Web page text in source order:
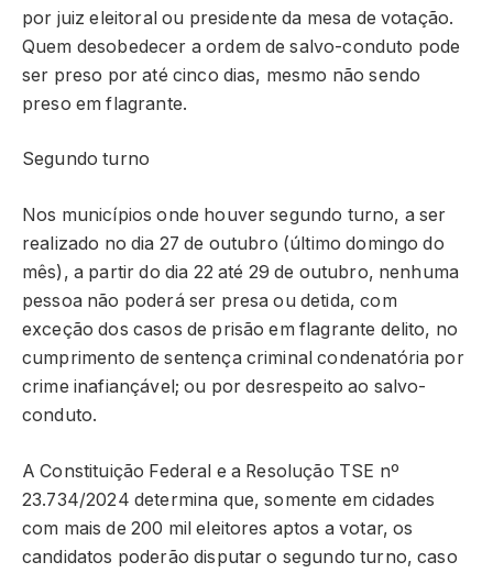
por juiz eleitoral ou presidente da mesa de votação.
Quem desobedecer a ordem de salvo-conduto pode
ser preso por até cinco dias, mesmo não sendo
preso em flagrante.
Segundo turno
Nos municípios onde houver segundo turno, a ser
realizado no dia 27 de outubro (último domingo do
mês), a partir do dia 22 até 29 de outubro, nenhuma
pessoa não poderá ser presa ou detida, com
exceção dos casos de prisão em flagrante delito, no
cumprimento de sentença criminal condenatória por
crime inafiançável; ou por desrespeito ao salvo-
conduto.
A Constituição Federal e a Resolução TSE nº
23.734/2024 determina que, somente em cidades
com mais de 200 mil eleitores aptos a votar, os
candidatos poderão disputar o segundo turno, caso